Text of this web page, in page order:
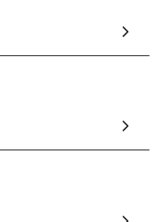
Scripts Webflow
Ressources & actualités
de Coriace